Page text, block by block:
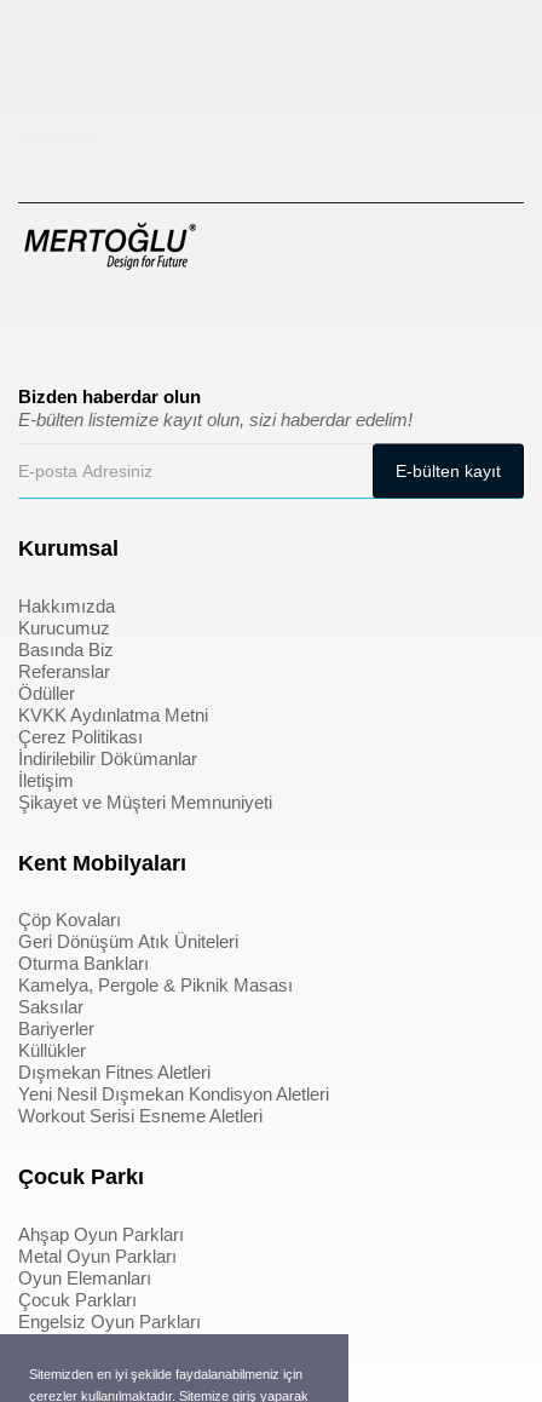
Sitemizden en iyi şekilde faydalanabilmeniz için
çerezler kullanılmaktadır. Sitemize giriş yaparak
Bizden haberdar olun
E-bülten listemize kayıt olun, sizi haberdar edelim!
Kurumsal
Hakkımızda
Kurucumuz
Basında Biz
Referanslar
Ödüller
KVKK Aydınlatma Metni
Çerez Politikası
İndirilebilir Dökümanlar
İletişim
Şikayet ve Müşteri Memnuniyeti
Kent Mobilyaları
Çöp Kovaları
Geri Dönüşüm Atık Üniteleri
Oturma Bankları
Kamelya, Pergole & Piknik Masası
Saksılar
Bariyerler
Küllükler
Dışmekan Fitnes Aletleri
Yeni Nesil Dışmekan Kondisyon Aletleri
Workout Serisi Esneme Aletleri
Çocuk Parkı
Ahşap Oyun Parkları
Metal Oyun Parkları
Oyun Elemanları
Çocuk Parkları
Engelsiz Oyun Parkları
Oyun Elemanları
Metal Konstrüksiyonlu İpli Tırmanmalar